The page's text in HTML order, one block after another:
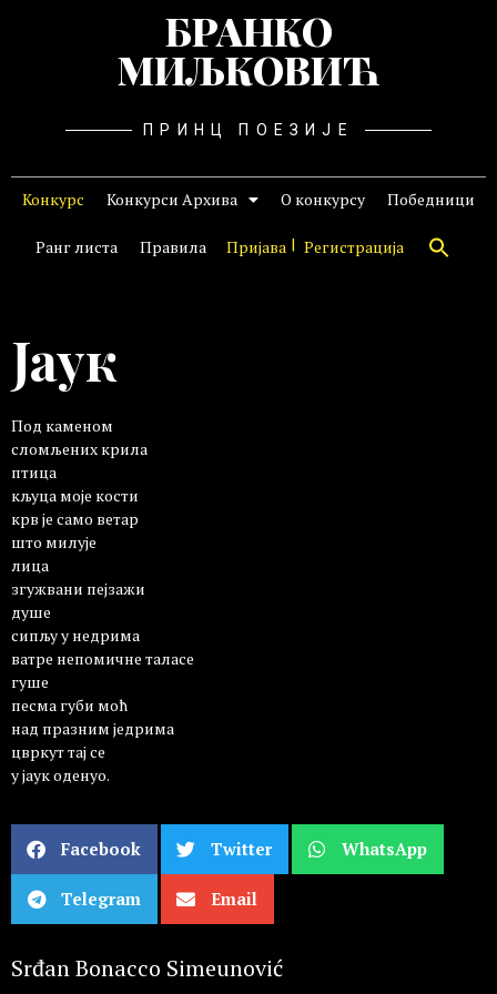
БРАНКО
МИЉКОВИЋ
ПРИНЦ ПОЕЗИЈЕ
Конкурс Конкурси Архива О конкурсу Победници
Ранг листа Правила Пријава Регистрација
Јаук
Под каменом
сломљених крила
птица
кљуца моје кости
крв је само ветар
што милује
лица
згужвани пејзажи
душе
сипљу у недрима
ватре непомичне таласе
гуше
песма губи моћ
над празним једрима
цвркут тај се
у јаук оденуо.
Facebook Twitter WhatsApp
Telegram Email
Srđan Bonacco Simeunović